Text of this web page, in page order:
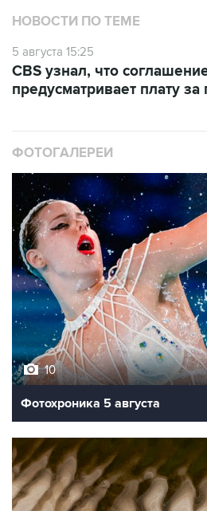
НОВОСТИ ПО ТЕМЕ
5 августа 15:25
CBS узнал, что
предусматривает плату
ФОТОГАЛЕРЕИ
10
Фотохроника 5 августа